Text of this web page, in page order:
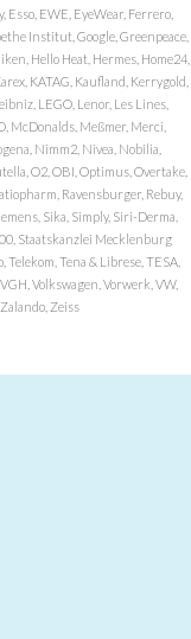
EWE, EyeWear, Ferrero,
Institut, Google, Greenpeace,
Hello Heat, Hermes, Home24,
KATAG, Kaufland, Kerrygold,
LEGO, Lenor, Les Lines,
McDonalds, Meßmer, Merci,
Nimm2, Nivea, Nobilia,
O2, OBI, Optimus, Overtake,
Ravensburger, Rebuy,
Sika, Simply, Siri-Derma,
Staatskanzlei Mecklenburg
Tena & Librese, TESA,
Volkswagen, Vorwerk, VW,
Zeiss